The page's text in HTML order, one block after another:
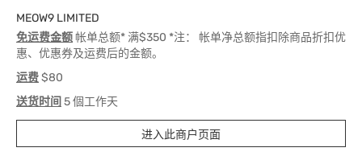
MEOW9 LIMITED
免运费金额帐单总额* 满$350 *注： 帐单净总额指扣除商品折扣优
惠、优惠券及运费后的金额。
运费$80
送货时间 5 個工作天
进入此商户页面